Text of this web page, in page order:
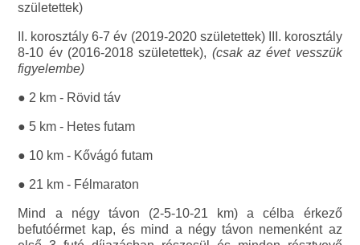
születettek)
II. korosztály 6-7 év (2019-2020 születettek) III. korosztály
8-10 év (2016-2018 születettek), (csak az évet vesszük
figyelembe)
● 2 km - Rövid táv
● 5 km - Hetes futam
● 10 km - Kővágó futam
● 21 km - Félmaraton
Mind a négy távon (2-5-10-21 km) a célba érkező
befutóérmet kap, és mind a négy távon nemenként az